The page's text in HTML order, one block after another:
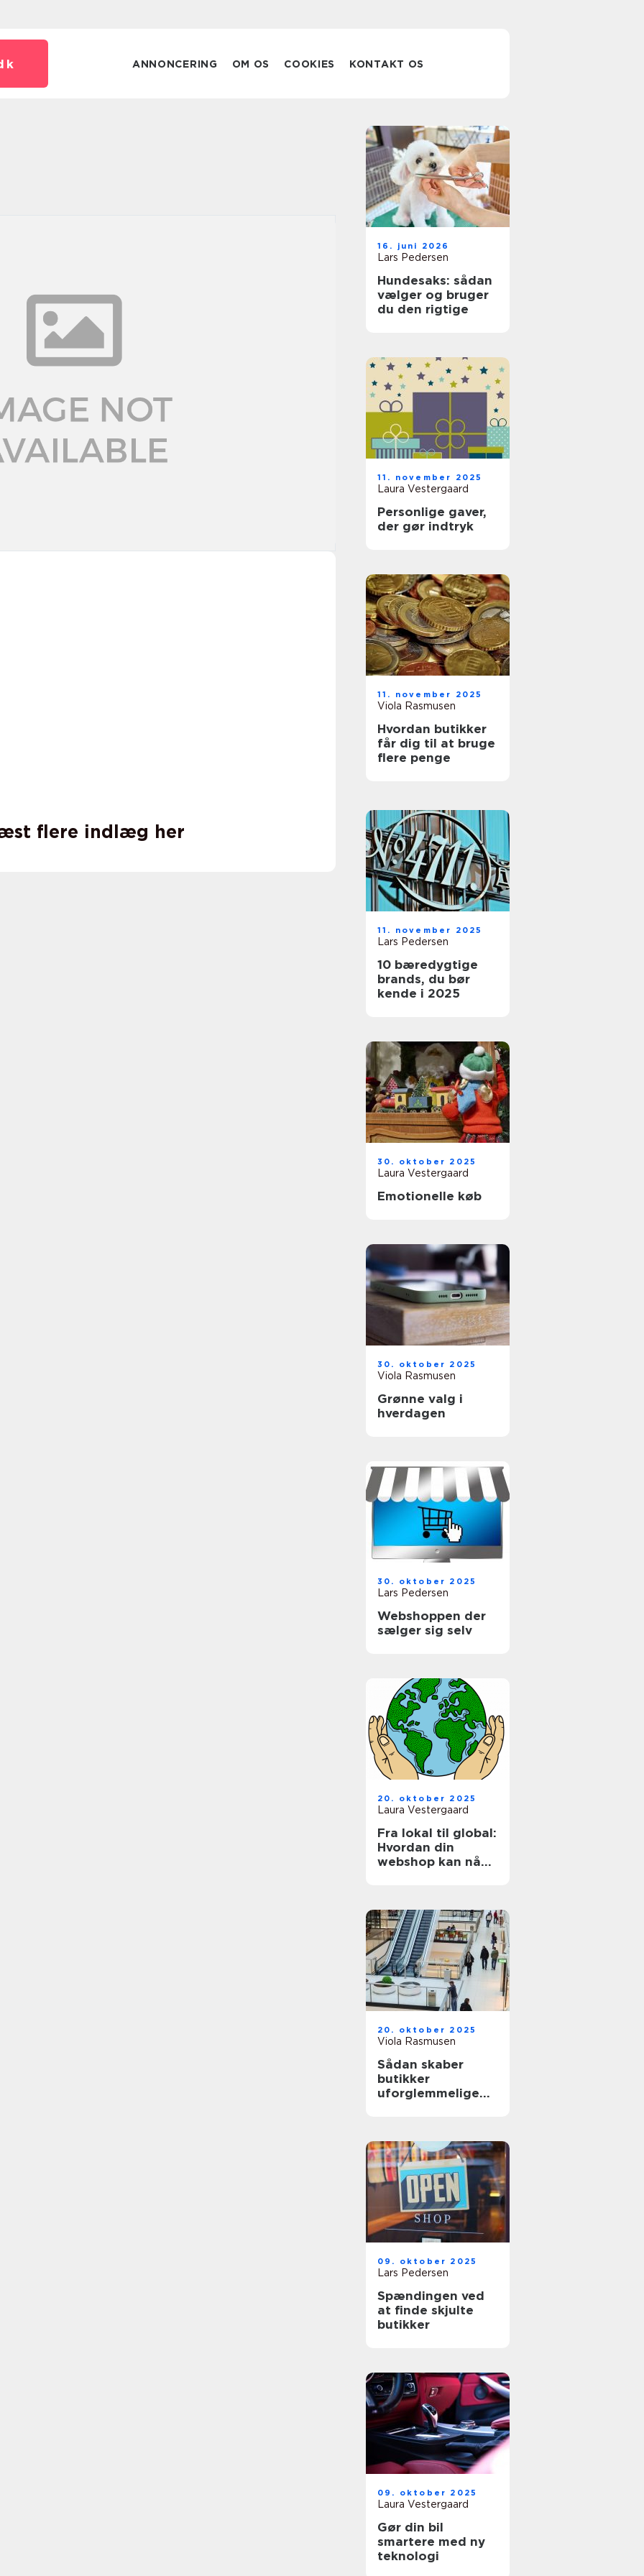
ANNONCERING OM OS COOKIES KONTAKT OS
flere indlæg her
16. juni 2026
Lars Pedersen
Hundesaks: sådan
vælger og bruger
du den rigtige
11. november 2025
Laura Vestergaard
Personlige gaver,
der gør indtryk
11. november 2025
Viola Rasmusen
Hvordan butikker
får dig til at bruge
flere penge
11. november 2025
Lars Pedersen
10 bæredygtige
brands, du bør
kende i 2025
30. oktober 2025
Laura Vestergaard
Emotionelle køb
30. oktober 2025
Viola Rasmusen
Grønne valg i
hverdagen
30. oktober 2025
Lars Pedersen
Webshoppen der
sælger sig selv
20. oktober 2025
Laura Vestergaard
Fra lokal til global:
Hvordan din
webshop kan nå
20. oktober 2025
Viola Rasmusen
Sådan skaber
butikker
uforglemmelige
09. oktober 2025
Lars Pedersen
Spændingen ved
at finde skjulte
butikker
09. oktober 2025
Laura Vestergaard
Gør din bil
smartere med ny
teknologi